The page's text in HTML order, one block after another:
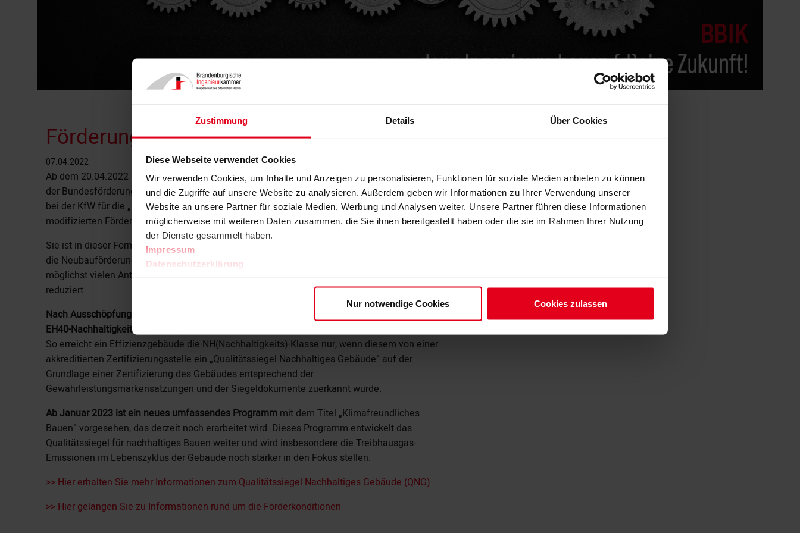
Zustimmung Details Über Cookies
Diese Webseite verwendet Cookies
Wir verwenden Cookies, um Inhalte und Anzeigen zu personalisieren, Funktionen für soziale Medien anbieten zu können
und die Zugriffe auf unsere Website zu analysieren. Außerdem geben wir Informationen zu Ihrer Verwendung unserer
Website an unsere Partner für soziale Medien, Werbung und Analysen weiter. Unsere Partner führen diese Informationen
möglicherweise mit weiteren Daten zusammen, die Sie ihnen bereitgestellt haben oder die sie im Rahmen Ihrer Nutzung
der Dienste gesammelt haben.
Impressum
Datenschutzerklärung
Nur notwendige Cookies Cookies zulassen
Förderung für energieeffiziente Neubauten startet wieder
07.04.2022
Ab dem 20.04.2022 startet die Neubauförderung für Wohn- und Nichtwohngebäude im Rahmen
der Bundesförderung für effiziente Gebäude (BEG) erneut. Somit können wieder neue Anträge
bei der KfW für die „Effizienzhaus / Effizienzgebäude 40 (EH/EG40) - Neubauförderung mit
modifizierten Förderbedingungen“ gestellt werden.
Sie ist in dieser Form bis zum 31.12.2022 befristet. Dafür steht ein Budget von 1 Mrd. Euro für
die Neubauförderung zur Verfügung. Um aufgrund des begrenzten Fördertopfes dennoch
möglichst vielen Antragstellern eine Förderung zu ermöglichen, wurden die Fördersätze
reduziert.
Nach Ausschöpfung des Fördertopfes soll bis 31.12.2022 die Neubauförderung im Programm
EH40-Nachhaltigkeit (EH40-NH)
So erreicht ein Effizienzgebäude die NH(Nachhaltigkeits)-Klasse nur, wenn diesem von einer
akkreditierten Zertifizierungsstelle ein „Qualitätssiegel Nachhaltiges Gebäude“ auf der
Grundlage einer Zertifizierung des Gebäudes entsprechend der
Gewährleistungsmarkensatzungen und der Siegeldokumente zuerkannt wurde.
Ab Januar 2023 ist ein neues umfassendes Programm mit dem Titel „Klimafreundliches
Bauen“ vorgesehen, das derzeit noch erarbeitet wird. Dieses Programm entwickelt das
Qualitätssiegel für nachhaltiges Bauen weiter und wird insbesondere die Treibhausgas-
Emissionen im Lebenszyklus der Gebäude noch stärker in den Fokus stellen.
>> Hier erhalten Sie mehr Informationen zum Qualitätssiegel Nachhaltiges Gebäude (QNG)
>> Hier gelangen Sie zu Informationen rund um die Förderkonditionen